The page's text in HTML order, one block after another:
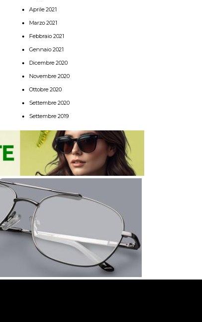
Aprile 2021
Marzo 2021
Febbraio 2021
Gennaio 2021
Dicembre 2020
Novembre 2020
Ottobre 2020
Settembre 2020
Settembre 2019